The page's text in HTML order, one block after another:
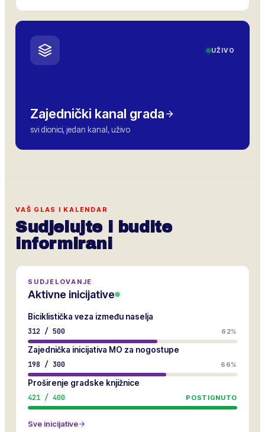
UŽIVO
Zajednički kanal grada
svi dionici, jedan kanal, uživo
VAŠ GLAS I KALENDAR
Sudjelujte i budite
informirani
SUDJELOVANJE
Aktivne inicijative
Biciklistička veza između naselja
312 / 500 62%
Zajednička inicijativa MO za nogostupe
198 / 300 66%
Proširenje gradske knjižnice
421 / 400 POSTIGNUTO
Sve inicijative